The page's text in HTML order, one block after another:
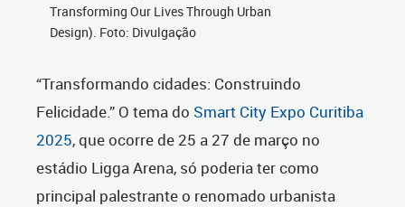
Transforming Our Lives Through Urban
Design). Foto: Divulgação
“Transformando cidades: Construindo
Felicidade.” O tema do Smart City Expo Curitiba
2025, que ocorre de 25 a 27 de março no
estádio Ligga Arena, só poderia ter como
principal palestrante o renomado urbanista